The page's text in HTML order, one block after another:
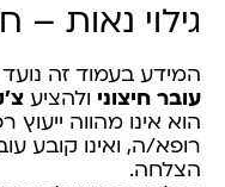
גילוי נאות
המידע בעמוד זה
עובר חיצוני ולהציע
הוא אינו מהווה
רופא/ה, ואינו קובע
הצלחה.